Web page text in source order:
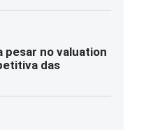
pesar no valuation
das